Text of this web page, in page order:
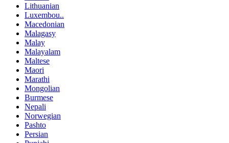
Lithuanian
Luxembou..
Macedonian
Malagasy
Malay
Malayalam
Maltese
Maori
Marathi
Mongolian
Burmese
Nepali
Norwegian
Pashto
Persian